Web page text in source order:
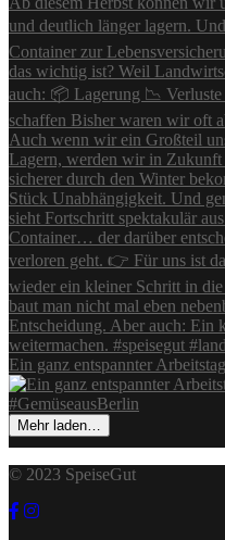
Ein ganz entspannter
Mehr laden…
© 2023 SpeiseGut